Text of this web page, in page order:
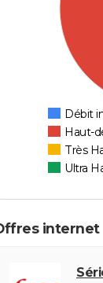
Débit
Haut-
Très
Ultra
internet